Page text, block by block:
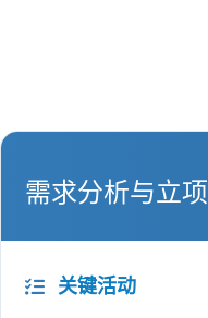
需求分析与立项
关键活动